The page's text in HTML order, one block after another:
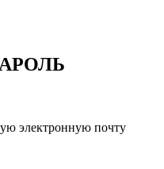
электронную почту